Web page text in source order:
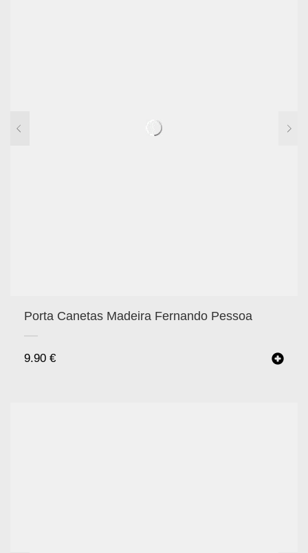
Porta Canetas Madeira Fernando Pessoa
9.90 €